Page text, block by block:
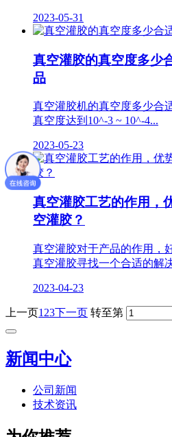
2023-05-31
真空灌胶的真空度多少
品
真空灌胶机的真空度多少合
真空度达到10^-3 ~ 10^-4...
2023-05-23
真空灌胶工艺的作用，
空灌胶？
真空灌胶对于产品的作用，
真空灌胶寻找一个合适的解
2023-04-23
上一页1 23下一页 转至第
新闻中心
公司新闻
技术资讯